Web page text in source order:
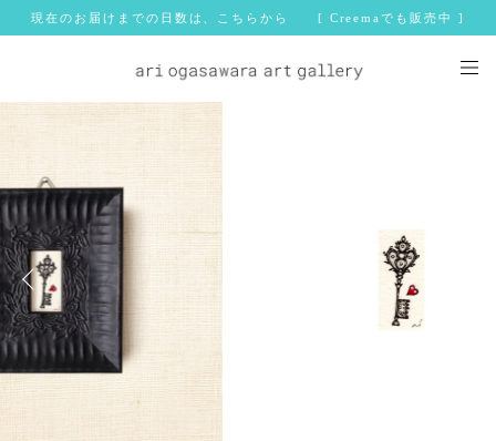
現在のお届けまでの日数は、こちらから [ Creemaでも販売中 ]